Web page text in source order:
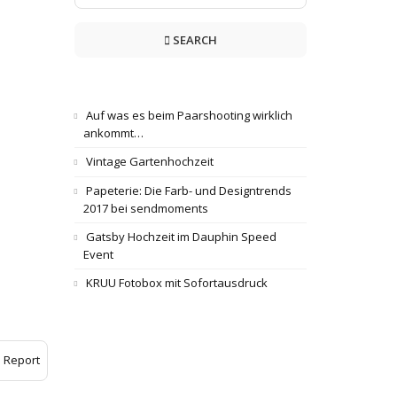
Report
SEARCH
Auf was es beim Paarshooting wirklich
ankommt…
Vintage Gartenhochzeit
Papeterie: Die Farb- und Designtrends
2017 bei sendmoments
Gatsby Hochzeit im Dauphin Speed
Event
KRUU Fotobox mit Sofortausdruck